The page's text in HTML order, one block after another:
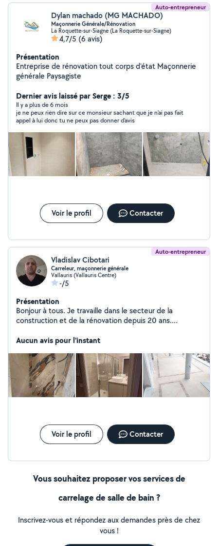
Auto-entrepreneur
Dylan machado (MG MACHADO)
Maçonnerie Générale/Rénovation
La Roquette-sur-Siagne (La Roquette-sur-Siagne)
4,7/5 (6 avis)
Présentation
Entreprise de rénovation tout corps d'état Maçonnerie
générale Paysagiste
Dernier avis laissé par Serge : 3/5
Il y a plus de 6 mois
je ne peux rien dire sur ce monsieur sachant que je n'ai pas fait
appel à lui donc tu ne peux pas donner d'avis
Voir le profil Contacter
Auto-entrepreneur
Vladislav Cibotari
Carreleur, maçonnerie générale
Vallauris (Vallauris Centre)
-/5
Présentation
Bonjour à tous. Je travaille dans le secteur de la
construction et de la rénovation depuis 20 ans.
parquet, décoration, etc..., si vous avez besoin d'une
Aucun avis pour l'instant
Voir le profil Contacter
Vous souhaitez proposer vos services de
carrelage de salle de bain ?
Inscrivez-vous et répondez aux demandes près de chez
vous !